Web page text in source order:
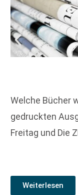
Welche Bücher
gedruckten
Freitag und Die
Weiterlesen